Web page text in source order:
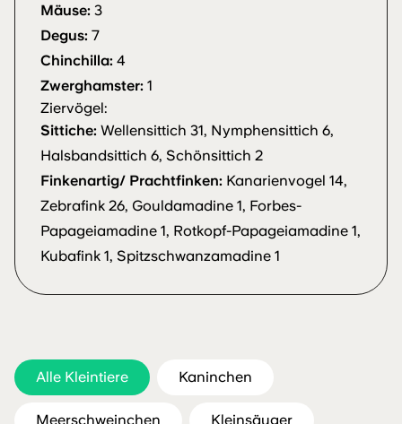
Mäuse: 3
Degus: 7
Chinchilla: 4
Zwerghamster: 1
Ziervögel:
Sittiche: Wellensittich 31, Nymphensittich 6,
Halsbandsittich 6, Schönsittich 2
Finkenartig/ Prachtfinken: Kanarienvogel 14,
Zebrafink 26, Gouldamadine 1, Forbes-
Papageiamadine 1, Rotkopf-Papageiamadine 1,
Kubafink 1, Spitzschwanzamadine 1
Alle Kleintiere Kaninchen
Meerschweinchen Kleinsäuger